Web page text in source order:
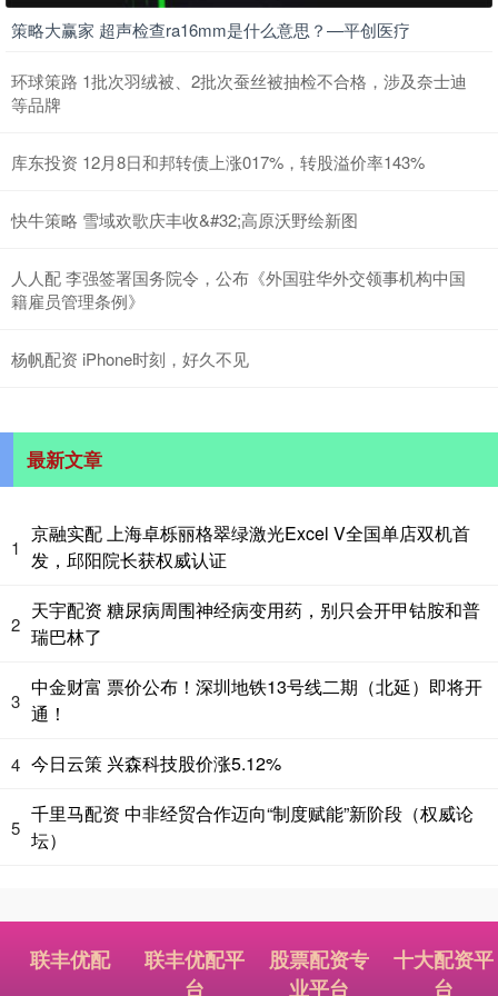
策略大赢家 超声检查ra16mm是什么意思？—平创医疗
环球策路 1批次羽绒被、2批次蚕丝被抽检不合格，涉及奈士迪
等品牌
库东投资 12月8日和邦转债上涨017%，转股溢价率143%
快牛策略 雪域欢歌庆丰收&#32;高原沃野绘新图
人人配 李强签署国务院令，公布《外国驻华外交领事机构中国
籍雇员管理条例》
杨帆配资 iPhone时刻，好久不见
最新文章
1
京融实配 上海卓栎丽格翠绿激光Excel V全国单店双机首
发，邱阳院长获权威认证
2
天宇配资 糖尿病周围神经病变用药，别只会开甲钴胺和普
瑞巴林了
3
中金财富 票价公布！深圳地铁13号线二期（北延）即将开
通！
4 今日云策 兴森科技股价涨5.12%
5
千里马配资 中非经贸合作迈向“制度赋能”新阶段（权威论
坛）
联丰优配
联丰优配平
台
股票配资专
业平台
十大配资平
台